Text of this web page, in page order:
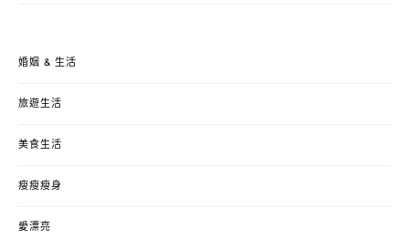
婚姻 & 生活
旅遊生活
美食生活
瘦瘦瘦身
愛漂亮